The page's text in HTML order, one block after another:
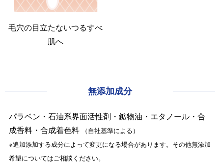
毛穴の目立たないつるすべ
肌へ
無添加成分
パラベン・石油系界面活性剤・鉱物油・エタノール・合
成香料・合成着色料
（自社基準による）
※追加添加する成分によって変更になる場合があります。その他無添加
希望についてはご相談ください。